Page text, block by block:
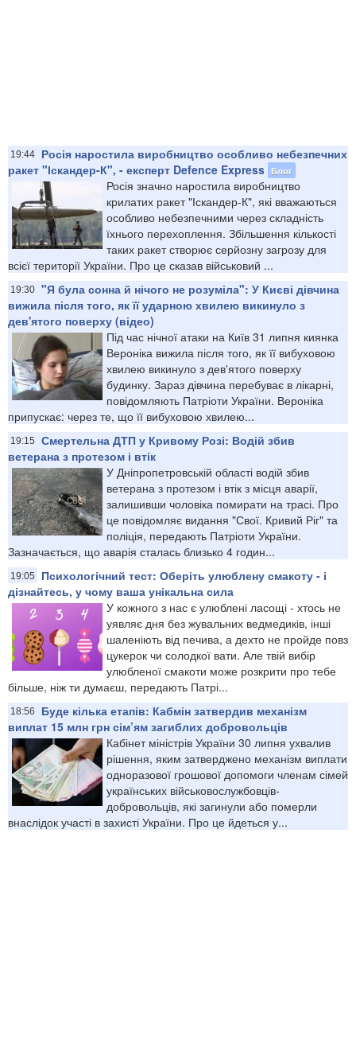
19:44
Росія наростила виробництво особливо небезпечних
ракет "Іскандер-К", - експерт Defence Express Блог
Росія значно наростила виробництво
крилатих ракет "Іскандер-К", які вважаються
особливо небезпечними через складність
їхнього перехоплення. Збільшення кількості
таких ракет створює серйозну загрозу для
всієї території України. Про це сказав військовий ...
19:30 "Я була сонна й нічого не розуміла": У Києві дівчина
вижила після того, як її ударною хвилею викинуло з
дев'ятого поверху (відео)
Під час нічної атаки на Київ 31 липня киянка
Вероніка вижила після того, як її вибуховою
хвилею викинуло з дев'ятого поверху
будинку. Зараз дівчина перебуває в лікарні,
повідомляють Патріоти України. Вероніка
припускає: через те, що її вибуховою хвилею...
19:15
Смертельна ДТП у Кривому Розі: Водій збив
ветерана з протезом і втік
У Дніпропетровській області водій збив
ветерана з протезом і втік з місця аварії,
залишивши чоловіка помирати на трасі. Про
це повідомляє видання "Свої. Кривий Ріг" та
поліція, передають Патріоти України.
Зазначається, що аварія сталась близько 4 годин...
19:05
Психологічний тест: Оберіть улюблену смакоту - і
дізнайтесь, у чому ваша унікальна сила
У кожного з нас є улюблені ласощі - хтось не
уявляє дня без жувальних ведмедиків, інші
шаленіють від печива, а дехто не пройде повз
цукерок чи солодкої вати. Але твій вибір
улюбленої смакоти може розкрити про тебе
більше, ніж ти думаєш, передають Патрі...
18:56
Буде кілька етапів: Кабмін затвердив механізм
виплат 15 млн грн сім’ям загиблих добровольців
Кабінет міністрів України 30 липня ухвалив
рішення, яким затверджено механізм виплати
одноразової грошової допомоги членам сімей
українських військовослужбовців-
добровольців, які загинули або померли
внаслідок участі в захисті України. Про це йдеться у...